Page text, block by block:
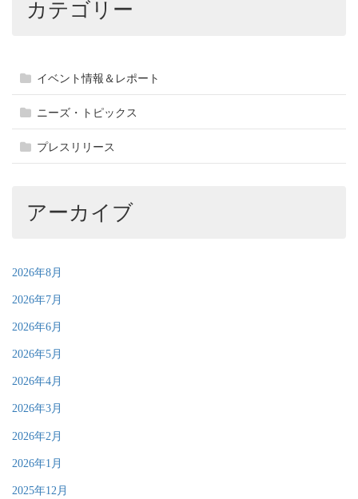
カテゴリー
イベント情報＆レポート
ニーズ・トピックス
プレスリリース
アーカイブ
2026年8月
2026年7月
2026年6月
2026年5月
2026年4月
2026年3月
2026年2月
2026年1月
2025年12月